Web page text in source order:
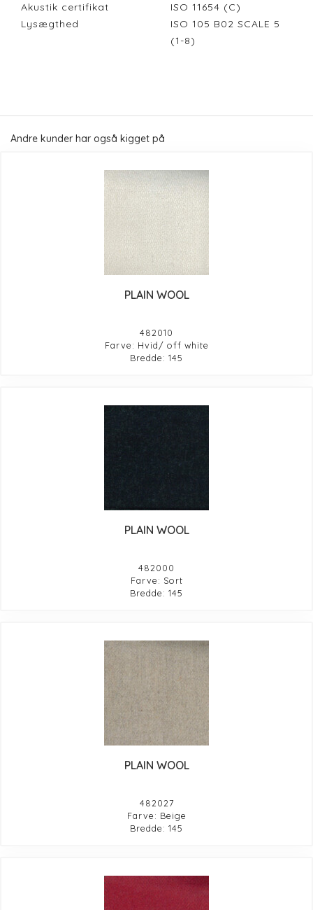
Akustik certifikat
ISO 11654 (C)
Lysægthed
ISO 105 B02 SCALE 5
(1-8)
Andre kunder har også kigget på
PLAIN WOOL
482010
Farve: Hvid/ off white
Bredde: 145
PLAIN WOOL
482000
Farve: Sort
Bredde: 145
PLAIN WOOL
482027
Farve: Beige
Bredde: 145